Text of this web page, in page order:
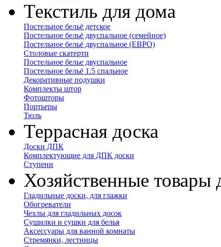
Текстиль для дома
Постельное бельё детское
Постельное бельё двуспальное (семейное)
Постельное бельё двуспальное (ЕВРО)
Столовые скатерти
Постельное белье двуспальное
Постельное бельё 1.5 спальное
Декоративные подушки
Комплекты штор
Фотошторы
Портьеры
Тюль
Террасная доска
Доски ДПК
Комплектующие для ДПК доски
Ступени
Хозяйственные товары
Гладильные доски, для глажки
Обогреватели
Чехлы для гладильных досок
Сушилки и сушки для белья
Аксессуары для ванной комнаты
Стремянки, лестницы